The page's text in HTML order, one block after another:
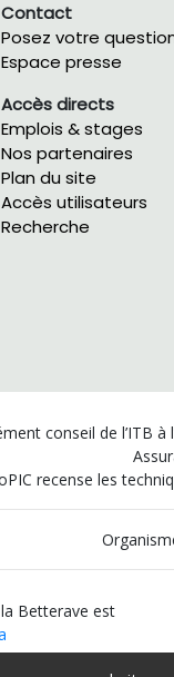
Contact
Posez votre
Espace presse
Accès directs
Emplois & stages
Nos partenaires
Plan du site
Accès utilisateurs
Recherche
conseil de l’ITB
recense les
Betterave est